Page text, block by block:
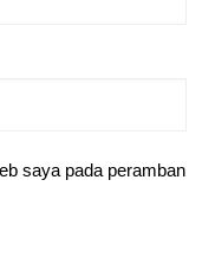
saya pada peramban